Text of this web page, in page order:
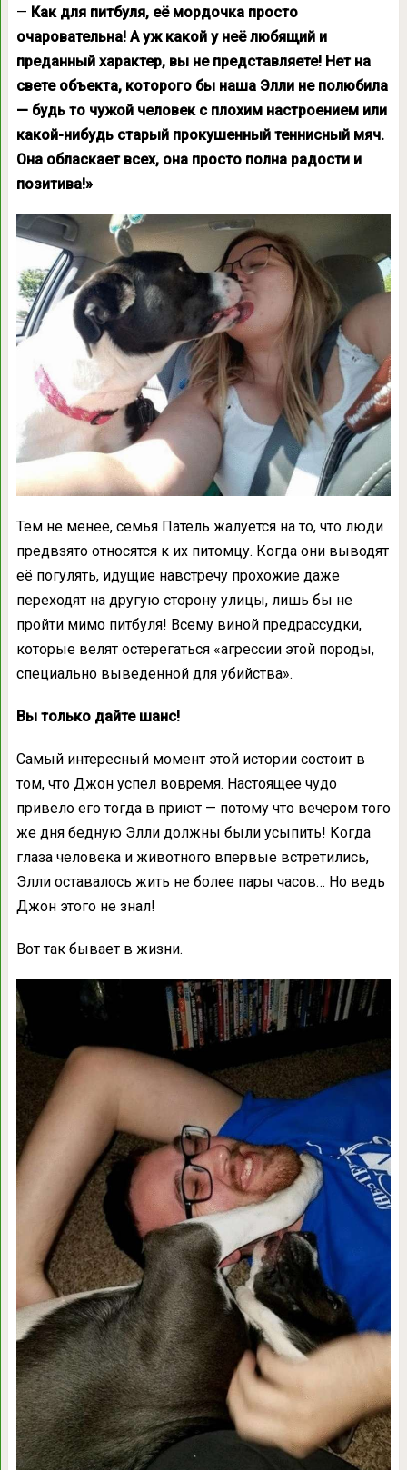
— Как для питбуля, её мордочка просто
очаровательна! А уж какой у неё любящий и
преданный характер, вы не представляете! Нет на
свете объекта, которого бы наша Элли не полюбила
— будь то чужой человек с плохим настроением или
какой-нибудь старый прокушенный теннисный мяч.
Она обласкает всех, она просто полна радости и
позитива!»
Тем не менее, семья Патель жалуется на то, что люди
предвзято относятся к их питомцу. Когда они выводят
её погулять, идущие навстречу прохожие даже
переходят на другую сторону улицы, лишь бы не
пройти мимо питбуля! Всему виной предрассудки,
которые велят остерегаться «агрессии этой породы,
специально выведенной для убийства».
Вы только дайте шанс!
Самый интересный момент этой истории состоит в
том, что Джон успел вовремя. Настоящее чудо
привело его тогда в приют — потому что вечером того
же дня бедную Элли должны были усыпить! Когда
глаза человека и животного впервые встретились,
Элли оставалось жить не более пары часов… Но ведь
Джон этого не знал!
Вот так бывает в жизни.